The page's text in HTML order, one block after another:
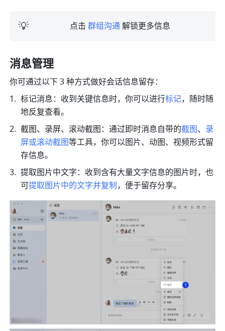
💡 点击 群组沟通 解锁更多信息
消息管理
你可通过以下 3 种方式做好会话信息留存：
标记消息：收到关键信息时，你可以进行标记，随时随
地反复查看。
截图、录屏、滚动截图：通过即时消息自带的截图、 录
屏或滚动截图等工具，你可以图片、动图、视频形式留
存信息。
提取图片中文字：收到含有大量文字信息的图片时，也
可提取图片中的文字并复制，便于留存分享。